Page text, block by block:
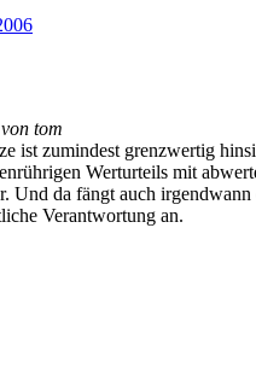
tom
ist zumindest grenzwertig
Werturteils mit
Und da fängt auch irgendwann
Verantwortung an.